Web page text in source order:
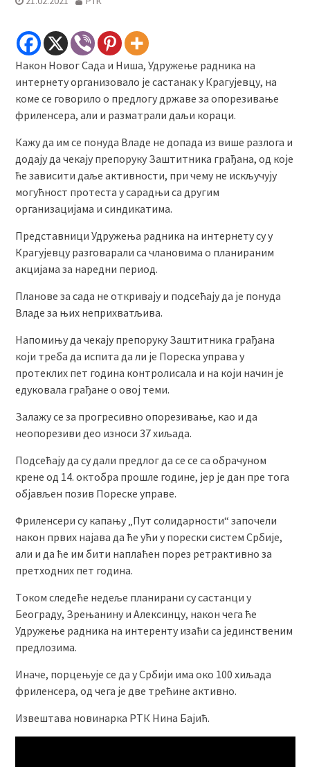
Након Новог Сада и Ниша, Удружење радника на
интернету организовало је састанак у Крагујевцу, на
коме се говорило о предлогу државе за опорезивање
фриленсера, али и разматрали даљи кораци.
Кажу да им се понуда Владе не допада из више разлога и
додају да чекају препоруку Заштитника грађана, од које
ће зависити даље активности, при чему не искључују
могућност протеста у сарадњи са другим
организацијама и синдикатима.
Представници Удружења радника на интернету су у
Крагујевцу разговарали са члановима о планираним
акцијама за наредни период.
Планове за сада не откривају и подсећају да је понуда
Владе за њих неприхватљива.
Напомињу да чекају препоруку Заштитника грађана
који треба да испита да ли је Пореска управа у
протеклих пет година контролисала и на који начин је
едуковала грађане о овој теми.
Залажу се за прогресивно опорезивање, као и да
неопорезиви део износи 37 хиљада.
Подсећају да су дали предлог да се се са обрачуном
крене од 14. октобра прошле године, јер је дан пре тога
објављен позив Пореске управе.
Фриленсери су капању „Пут солидарности“ започели
након првих најава да ће ући у порески систем Србије,
али и да ће им бити наплаћен порез ретрактивно за
претходних пет година.
Тoком следеће недеље планирани су састанци у
Београду, Зрењанину и Алексинцу, након чега ће
Удружење радника на интеренту изаћи са јединственим
предлозима.
Иначе, порцењује се да у Србији има око 100 хиљада
фриленсера, од чега је две трећине активно.
Извештава новинарка РТК Нина Бајић.